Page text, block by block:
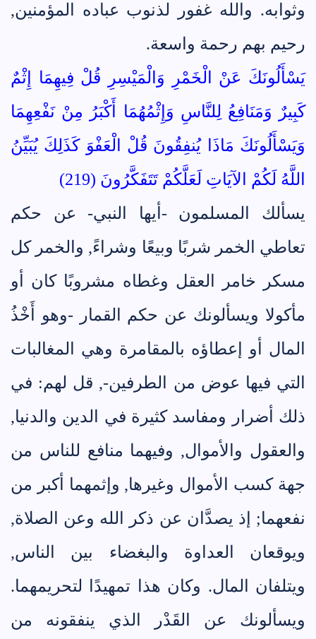
وثوابه. والله غفور لذنوب عباده المؤمنين,
رحيم بهم رحمة واسعة.
يَسْأَلُونَكَ عَنْ الْخَمْرِ وَالْمَيْسِرِ قُلْ فِيهِمَا إِثْمٌ
كَبِيرٌ وَمَنَافِعُ لِلنَّاسِ وَإِثْمُهُمَا أَكْبَرُ مِنْ نَفْعِهِمَا
وَيَسْأَلُونَكَ مَاذَا يُنفِقُونَ قُلْ الْعَفْوَ كَذَلِكَ يُبَيِّنُ
اللَّهُ لَكُمْ الآيَاتِ لَعَلَّكُمْ تَتَفَكَّرُونَ (219)
يسألك المسلمون -أيها النبي- عن حكم
تعاطي الخمر شربًا وبيعًا وشراءً, والخمر كل
مسكر خامر العقل وغطاه مشروبًا كان أو
مأكولا ويسألونك عن حكم القمار -وهو أَخْذُ
المال أو إعطاؤه بالمقامرة وهي المغالبات
التي فيها عوض من الطرفين-, قل لهم: في
ذلك أضرار ومفاسد كثيرة في الدين والدنيا,
والعقول والأموال, وفيهما منافع للناس من
جهة كسب الأموال وغيرها, وإثمهما أكبر من
نفعهما; إذ يصدَّان عن ذكر الله وعن الصلاة,
ويوقعان العداوة والبغضاء بين الناس,
ويتلفان المال. وكان هذا تمهيدًا لتحريمهما.
ويسألونك عن القَدْر الذي ينفقونه من